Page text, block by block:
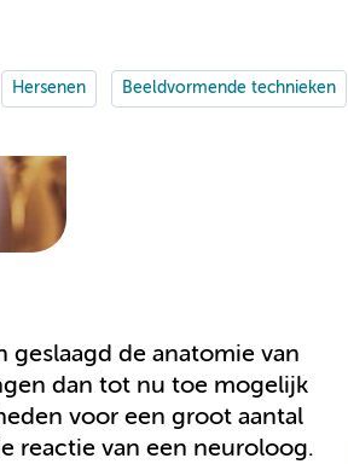
Hersenen Beeldvormende technieken
geslaagd de anatomie van
dan tot nu toe mogelijk
voor een groot aantal
reactie van een neuroloog.